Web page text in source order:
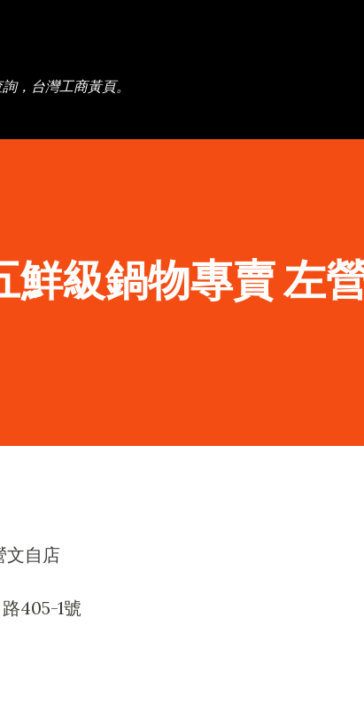
，台灣工商黃頁。
鮮級鍋物專賣 左
文自店
405-1號